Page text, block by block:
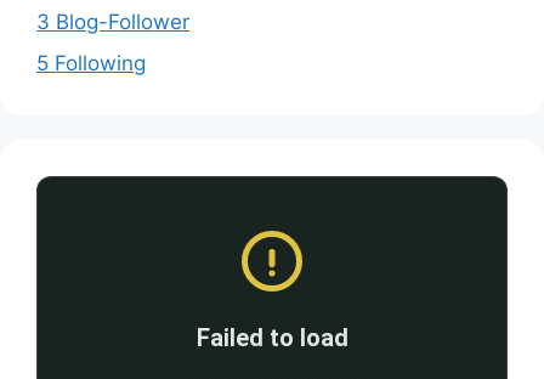
3 Blog-Follower
5 Following